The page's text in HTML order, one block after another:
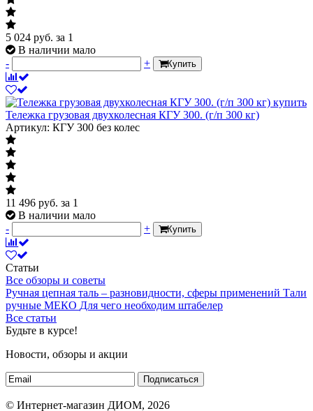
5 024 руб. за 1
В наличии мало
-
+ Купить
Тележка грузовая двухколесная КГУ 300. (г/п 300 кг)
Артикул: КГУ 300 без колес
11 496 руб. за 1
В наличии мало
-
+ Купить
Статьи
Все обзоры и советы
Ручная цепная таль – разновидности, сферы применений Тали
ручные МЕКО Для чего необходим штабелер
Все статьи
Будьте в курсе!
Новости, обзоры и акции
Подписаться
© Интернет-магазин ДИОМ, 2026